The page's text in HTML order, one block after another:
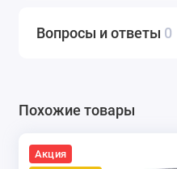
Вопросы и ответы 0
Похожие товары
Акция